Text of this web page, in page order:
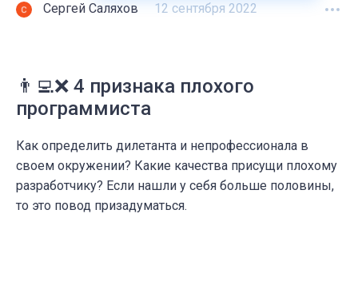
Сергей Саляхов 12 сентября 2022
👨‍💻❌ 4 признака плохого
программиста
Как определить дилетанта и непрофессионала в
своем окружении? Какие качества присущи плохому
разработчику? Если нашли у себя больше половины,
то это повод призадуматься.